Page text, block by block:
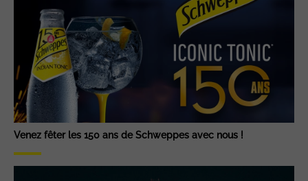
Venez fêter les 150 ans de Schweppes avec nous !